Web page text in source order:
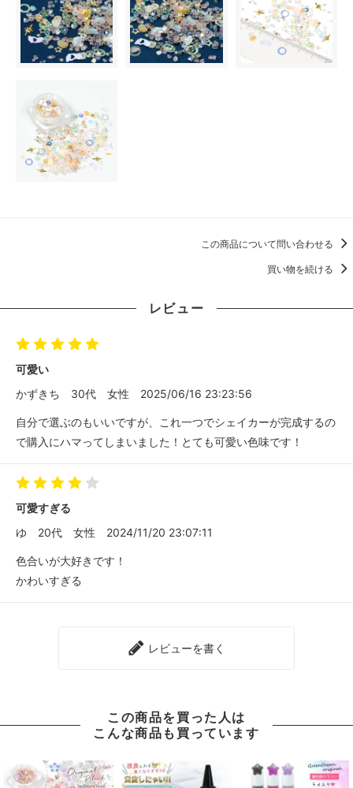
この商品について問い合わせる
買い物を続ける
レビュー
可愛い
かずきち
30代 女性 2025/06/16 23:23:56
自分で選ぶのもいいですが、これ一つでシェイカーが完成するの
で購入にハマってしまいました！とても可愛い色味です！
可愛すぎる
ゆ
20代 女性 2024/11/20 23:07:11
色合いが大好きです！
かわいすぎる
レビューを書く
この商品を買った人は
こんな商品も買っています